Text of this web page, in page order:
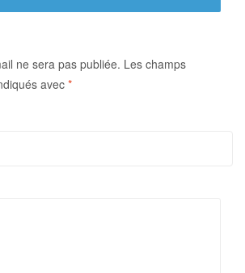
ne sera pas publiée. Les champs
avec *